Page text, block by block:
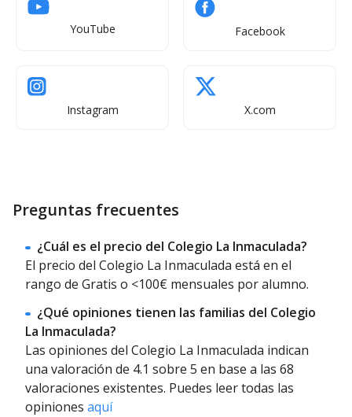
Tenemos intención de poner ruta en cuanto
Disponemos de un gabinete multidisciplinar "Iceberg",
enfocado a la reeducación pedagógica y del lenguaje,
alternativas de ocio.
YouTube Facebook
Instagram X.com
Preguntas frecuentes
¿Cuál es el precio del Colegio La Inmaculada?
El precio del Colegio La Inmaculada está en el
rango de Gratis o <100€ mensuales por alumno.
¿Qué opiniones tienen las familias del Colegio
La Inmaculada?
Las opiniones del Colegio La Inmaculada indican
una valoración de 4.1 sobre 5 en base a las 68
valoraciones existentes. Puedes leer todas las
opiniones aquí